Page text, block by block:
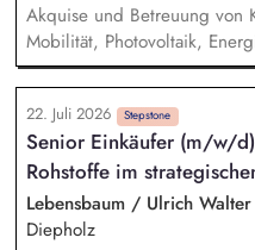
Akquise und Betreuung von
Mobilität, Photovoltaik,
Aufbau langfristiger
Neukundengewinnung
inkl. Markt- und
des Produkt- und
technischen und
PV/Speicher-Bereich
Kalkulationen sowie
22. Juli 2026 Stepstone
Senior Einkäufer (m/w/
Rohstoffe im
Lebensbaum / Ulrich
Diepholz